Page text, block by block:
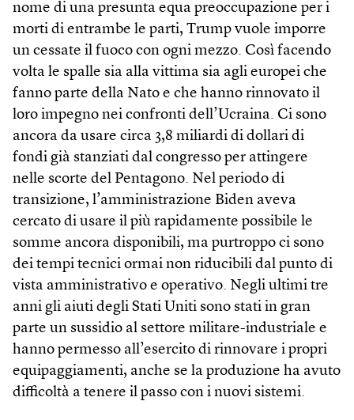
nome di una presunta equa preoccupazione per i
morti di entrambe le parti, Trump vuole imporre
un cessate il fuoco con ogni mezzo. Così facendo
volta le spalle sia alla vittima sia agli europei che
fanno parte della Nato e che hanno rinnovato il
loro impegno nei confronti dell’Ucraina. Ci sono
ancora da usare circa 3,8 miliardi di dollari di
fondi già stanziati dal congresso per attingere
nelle scorte del Pentagono. Nel periodo di
transizione, l’amministrazione Biden aveva
cercato di usare il più rapidamente possibile le
somme ancora disponibili, ma purtroppo ci sono
dei tempi tecnici ormai non riducibili dal punto di
vista amministrativo e operativo. Negli ultimi tre
anni gli aiuti degli Stati Uniti sono stati in gran
parte un sussidio al settore militare-industriale e
hanno permesso all’esercito di rinnovare i propri
equipaggiamenti, anche se la produzione ha avuto
difficoltà a tenere il passo con i nuovi sistemi.